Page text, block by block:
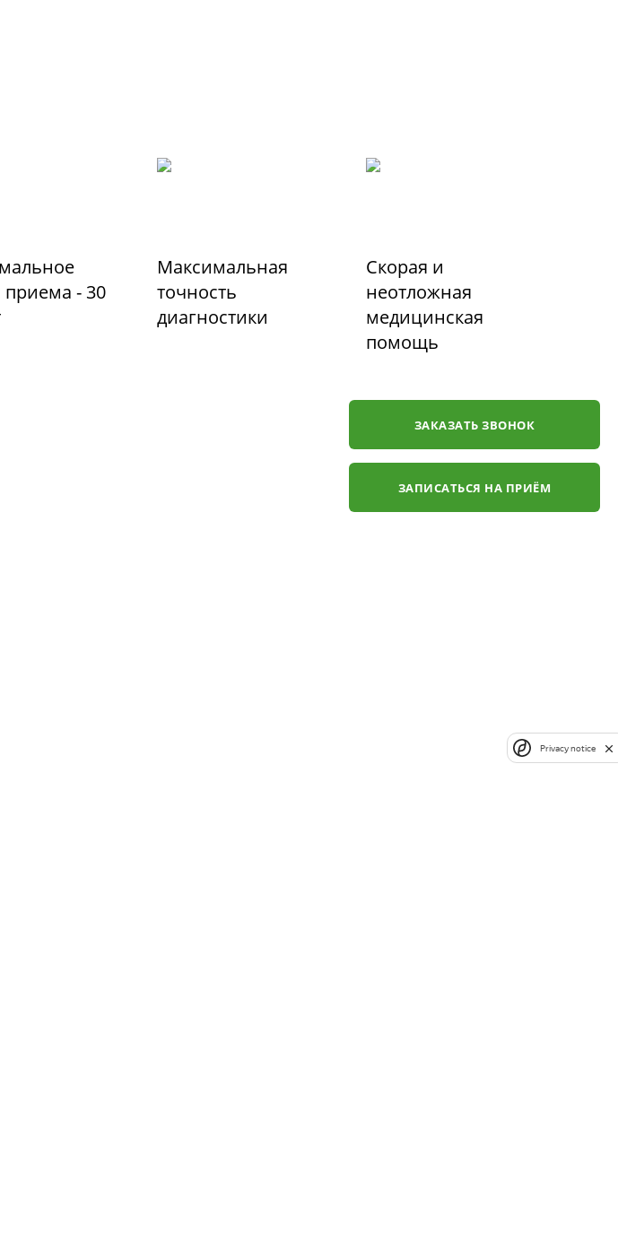
приема - 30
Максимальная
точность
диагностики
Скорая и
неотложная
медицинская
помощь
ЗАКАЗАТЬ ЗВОНОК
ЗАПИСАТЬСЯ НА ПРИЁМ
Privacy notice